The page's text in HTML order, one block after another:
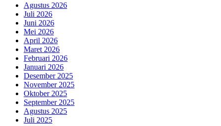
Agustus 2026
Juli 2026
Juni 2026
Mei 2026
April 2026
Maret 2026
Februari 2026
Januari 2026
Desember 2025
November 2025
Oktober 2025
September 2025
Agustus 2025
Juli 2025